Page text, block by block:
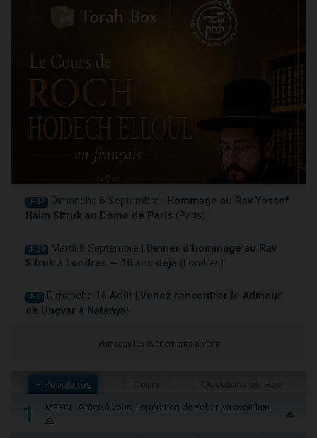
J-27 Dimanche 6 Septembre | Hommage au Rav Yossef
Haim Sitruk au Dome de Paris (Paris)
J-29 Mardi 8 Septembre | Dinner d'hommage au Rav
Sitruk à Londres — 10 ans déjà (Londres)
J-6 Dimanche 16 Août | Venez rencontrer le Admour
de Ungvar à Natanya!
Voir tous les événements à venir
+ Populaires
1
MERCI - Grâce à vous, l'opération de Yohan va avoir lieu
🙏